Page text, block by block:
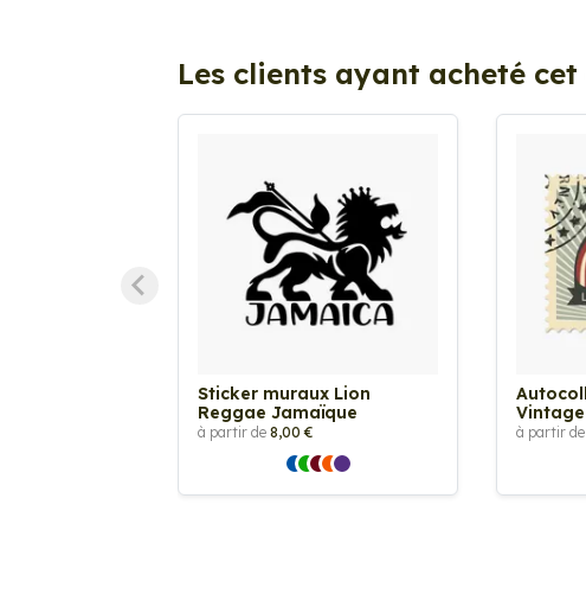
Les clients ayant acheté
Sticker muraux Lion
Reggae Jamaïque
à partir de 8,00 € à partir de